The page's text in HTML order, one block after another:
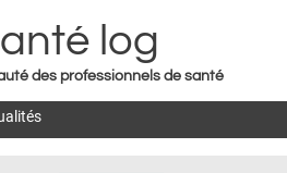
to navigation
log
des professionnels de santé